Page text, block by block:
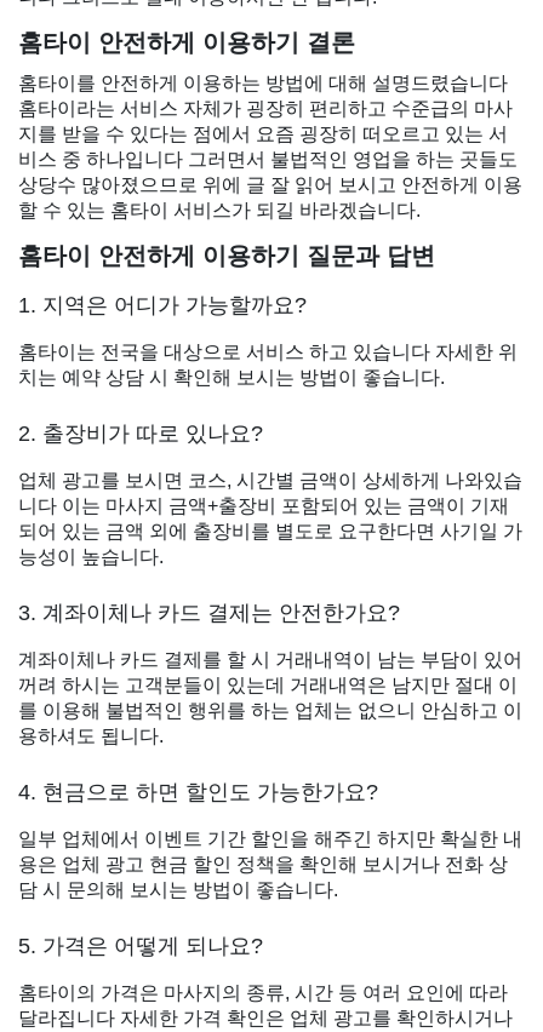
홈타이 안전하게 이용하기 결론
홈타이를 안전하게 이용하는 방법에 대해 설명드렸습니다
홈타이라는 서비스 자체가 굉장히 편리하고 수준급의 마사
지를 받을 수 있다는 점에서 요즘 굉장히 떠오르고 있는 서
비스 중 하나입니다 그러면서 불법적인 영업을 하는 곳들도
상당수 많아졌으므로 위에 글 잘 읽어 보시고 안전하게 이용
할 수 있는 홈타이 서비스가 되길 바라겠습니다.
홈타이 안전하게 이용하기 질문과 답변
1. 지역은 어디가 가능할까요?
홈타이는 전국을 대상으로 서비스 하고 있습니다 자세한 위
치는 예약 상담 시 확인해 보시는 방법이 좋습니다.
2. 출장비가 따로 있나요?
업체 광고를 보시면 코스, 시간별 금액이 상세하게 나와있습
니다 이는 마사지 금액+출장비 포함되어 있는 금액이 기재
되어 있는 금액 외에 출장비를 별도로 요구한다면 사기일 가
능성이 높습니다.
3. 계좌이체나 카드 결제는 안전한가요?
계좌이체나 카드 결제를 할 시 거래내역이 남는 부담이 있어
꺼려 하시는 고객분들이 있는데 거래내역은 남지만 절대 이
를 이용해 불법적인 행위를 하는 업체는 없으니 안심하고 이
용하셔도 됩니다.
4. 현금으로 하면 할인도 가능한가요?
일부 업체에서 이벤트 기간 할인을 해주긴 하지만 확실한 내
용은 업체 광고 현금 할인 정책을 확인해 보시거나 전화 상
담 시 문의해 보시는 방법이 좋습니다.
5. 가격은 어떻게 되나요?
홈타이의 가격은 마사지의 종류, 시간 등 여러 요인에 따라
달라집니다 자세한 가격 확인은 업체 광고를 확인하시거나